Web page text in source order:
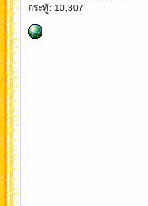
กระทู้: 10,307